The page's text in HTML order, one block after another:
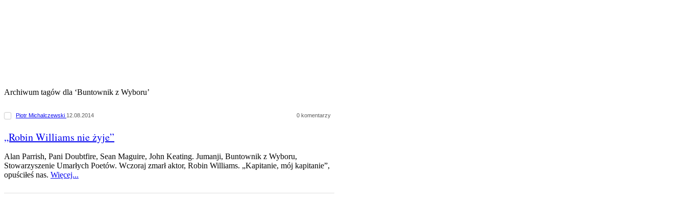
Archiwum tagów dla ‘Buntownik z Wyboru’
Piotr Michalczewski 12.08.2014 0 komentarzy
„Robin Williams nie żyje”
Alan Parrish, Pani Doubtfire, Sean Maguire, John Keating. Jumanji, Buntownik z Wyboru,
Stowarzyszenie Umarłych Poetów. Wczoraj zmarł aktor, Robin Williams. „Kapitanie, mój kapitanie”,
opuściłeś nas. Więcej...